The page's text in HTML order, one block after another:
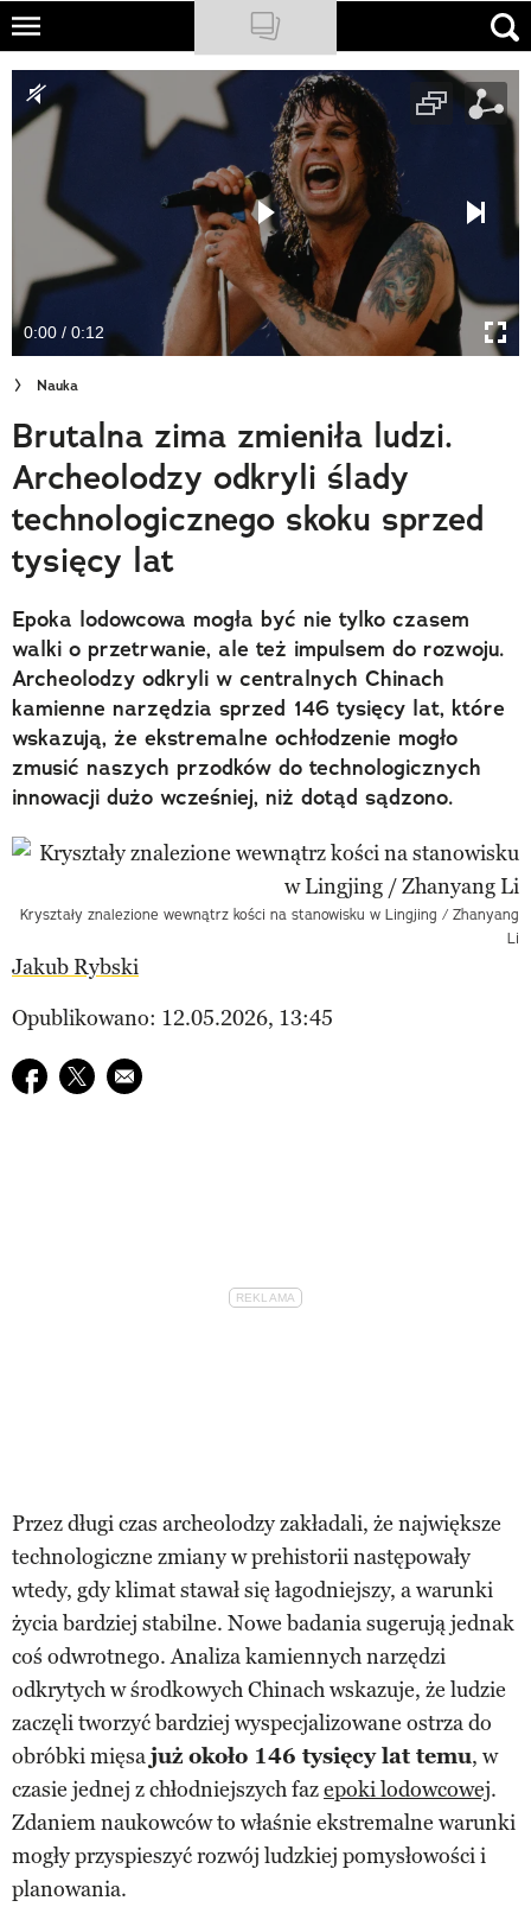
Skip
main
content
NATIONAL GEOGRAPHIC
TRAVELER
PODCASTY
Newsletter
Cuda Polski
Wielki Konkurs Fotograficzny
Trendbook Podróżniczy
Polecane
0:00 / 0:12
Nauka
Brutalna zima zmieniła ludzi.
Archeolodzy odkryli ślady
technologicznego skoku sprzed
tysięcy lat
Epoka lodowcowa mogła być nie tylko czasem
walki o przetrwanie, ale też impulsem do rozwoju.
Archeolodzy odkryli w centralnych Chinach
kamienne narzędzia sprzed 146 tysięcy lat, które
wskazują, że ekstremalne ochłodzenie mogło
zmusić naszych przodków do technologicznych
innowacji dużo wcześniej, niż dotąd sądzono.
Kryształy znalezione wewnątrz kości na stanowisku w Lingjing / Zhanyang
Li
Jakub Rybski
Opublikowano: 12.05.2026, 13:45
Udostępnij na facebook
Udostępnij na twitter
E-mail do przyjaciela
Przez długi czas archeolodzy zakładali, że największe
technologiczne zmiany w prehistorii następowały
wtedy, gdy klimat stawał się łagodniejszy, a warunki
życia bardziej stabilne. Nowe badania sugerują jednak
coś odwrotnego. Analiza kamiennych narzędzi
odkrytych w środkowych Chinach wskazuje, że ludzie
zaczęli tworzyć bardziej wyspecjalizowane ostrza do
obróbki mięsajuż około 146 tysięcy lat temu, w
czasie jednej z chłodniejszych fazepoki lodowcowej.
Zdaniem naukowców to właśnie ekstremalne warunki
mogły przyspieszyć rozwój ludzkiej pomysłowości i
planowania.